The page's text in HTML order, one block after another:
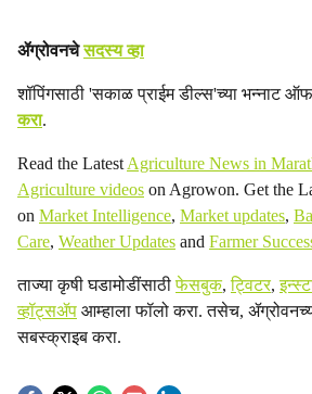
ॲग्रोवनचेसदस्य व्हा
शॉपिंगसाठी 'सकाळ प्राईम डील्स'च्या भन्नाट
करा.
Read the Latest Agriculture News in
Agriculture videos on Agrowon. Get the
on Market Intelligence, Market updates,
Care, Weather Updates and Farmer
ताज्या कृषी घडामोडींसाठीफेसबुक,ट्विटर,
व्हॉट्सॲप आम्हाला फॉलो करा. तसेच,
सबस्क्राइब करा.